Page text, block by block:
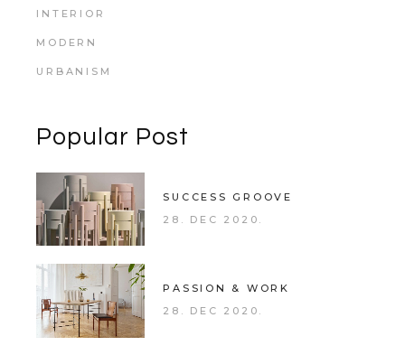
INTERIOR
MODERN
URBANISM
Popular Post
SUCCESS GROOVE
28. DEC 2020.
PASSION & WORK
28. DEC 2020.